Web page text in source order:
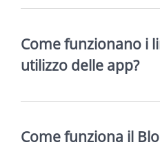
Come funzionano i
utilizzo delle app?
Come funziona il